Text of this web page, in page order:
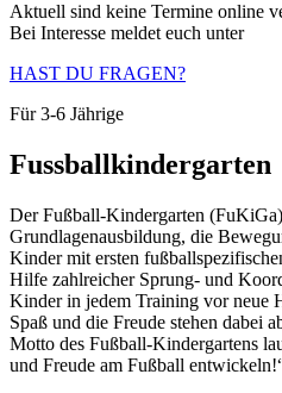
Aktuell sind keine Termine online
Bei Interesse meldet euch unter
HAST DU FRAGEN?
Für 3-6 Jährige
Fussballkindergarten
Der Fußball-Kindergarten
Grundlagenausbildung, die
Kinder mit ersten
Hilfe zahlreicher Sprung- und
Kinder in jedem Training vor neue
Spaß und die Freude stehen dabei
Motto des Fußball-Kindergartens
und Freude am Fußball